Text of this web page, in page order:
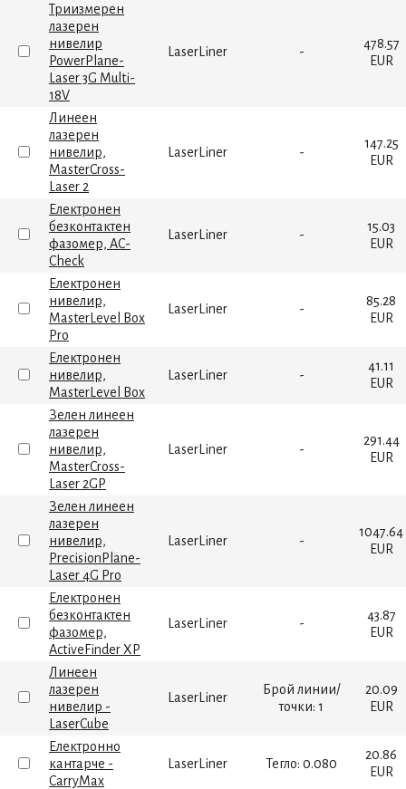
Триизмерен
лазерен
нивелир
PowerPlane-
Laser 3G Multi-
18V
LaserLiner -
478.57
EUR
Линеен
лазерен
нивелир,
MasterCross-
Laser 2
LaserLiner -
147.25
EUR
Електронен
безконтактен
фазомер, AC-
Check
LaserLiner -
15.03
EUR
Електронен
нивелир,
MasterLevel Box
Pro
LaserLiner -
85.28
EUR
Електронен
нивелир,
MasterLevel Box
LaserLiner -
41.11
EUR
Зелен линеен
лазерен
нивелир,
MasterCross-
Laser 2GP
LaserLiner -
291.44
EUR
Зелен линеен
лазерен
нивелир,
PrecisionPlane-
Laser 4G Pro
LaserLiner -
1047.64
EUR
Електронен
безконтактен
фазомер,
ActiveFinder XP
LaserLiner -
43.87
EUR
Линеен
лазерен
нивелир -
LaserCube
LaserLiner
Брой линии/
точки: 1
20.09
EUR
Електронно
кантарче -
CarryMax
LaserLiner Тегло: 0.080
20.86
EUR